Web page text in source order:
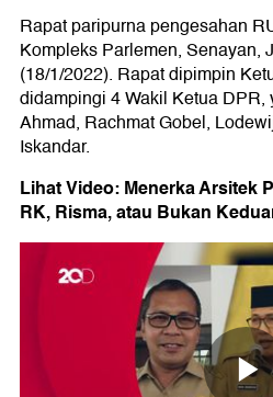
Rapat paripurna pengesahan
Kompleks Parlemen, Senayan,
(18/1/2022). Rapat dipimpin
didampingi 4 Wakil Ketua
Ahmad, Rachmat Gobel,
Iskandar.
Lihat Video: Menerka Arsitek
RK, Risma, atau Bukan